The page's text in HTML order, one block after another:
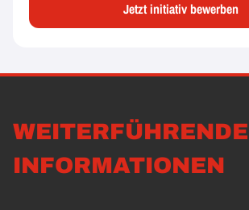
Jetzt initiativ bewerben
WEITERFÜHRENDE
INFORMATIONEN